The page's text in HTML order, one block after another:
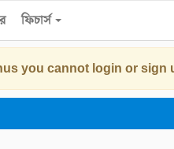
ফিচার্স
you cannot login or sign